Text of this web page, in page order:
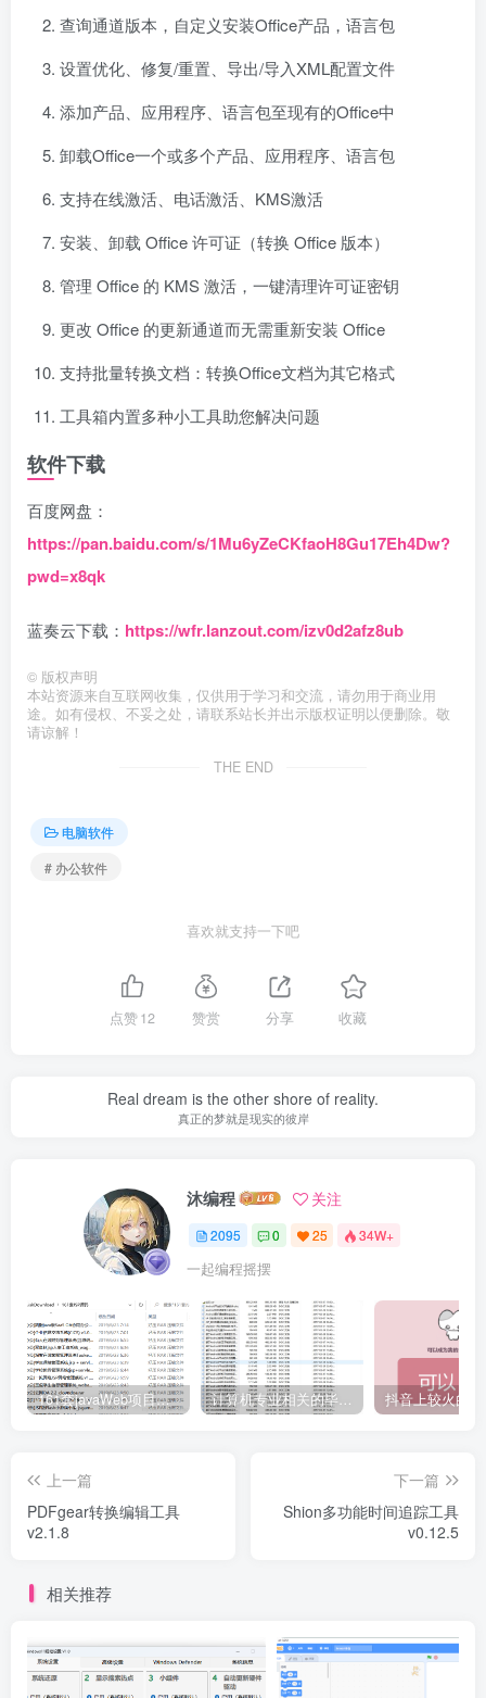
查询通道版本，自定义安装Office产品，语言包
设置优化、修复/重置、导出/导入XML配置文件
添加产品、应用程序、语言包至现有的Office中
卸载Office一个或多个产品、应用程序、语言包
支持在线激活、电话激活、KMS激活
安装、卸载 Office 许可证（转换 Office 版本）
管理 Office 的 KMS 激活，一键清理许可证密钥
更改 Office 的更新通道而无需重新安装 Office
支持批量转换文档：转换Office文档为其它格式
工具箱内置多种小工具助您解决问题
软件下载
百度网盘：
https://pan.baidu.com/s/1Mu6yZeCKfaoH8Gu17Eh4Dw?
pwd=x8qk
蓝奏云下载： https://wfr.lanzout.com/izv0d2afz8ub
© 版权声明
本站资源来自互联网收集，仅供用于学习和交流，请勿用于商业用
途。如有侵权、不妥之处，请联系站长并出示版权证明以便删除。敬
请谅解！
THE END
电脑软件
# 办公软件
喜欢就支持一下吧
点赞12 赞赏 分享 收藏
Real dream is the other shore of reality.
真正的梦就是现实的彼岸
沐编程 关注
2095 0 25 34W+
一起编程摇摆
161套javaWeb项目源码免费分享 计算机专业相关的毕业设计论文合集免费下载
上一篇
PDFgear转换编辑工具
v2.1.8
下一篇
Shion多功能时间追踪工具
v0.12.5
相关推荐